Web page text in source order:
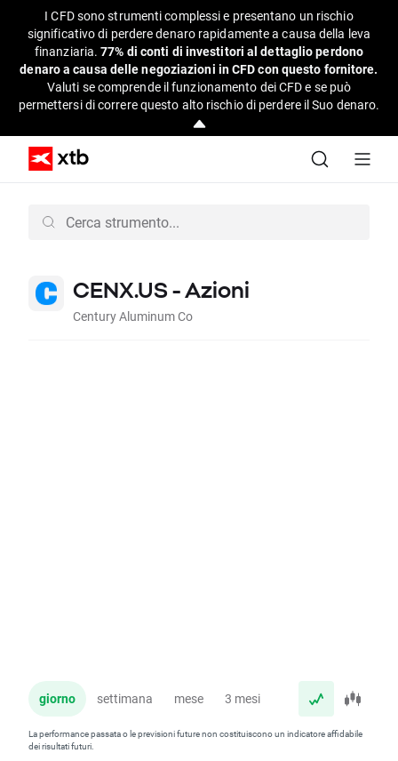
I CFD sono strumenti complessi e presentano un rischio
significativo di perdere denaro rapidamente a causa della leva
finanziaria.77% di conti di investitori al dettaglio perdono
denaro a causa delle negoziazioni in CFD con questo fornitore.
Valuti se comprende il funzionamento dei CFD e se può
permettersi di correre questo alto rischio di perdere il Suo denaro.
CENX.US - Azioni
Century Aluminum Co
giorno settimana mese 3 mesi anno
La performance passata o le previsioni future non costituiscono un indicatore affidabile
dei risultati futuri.